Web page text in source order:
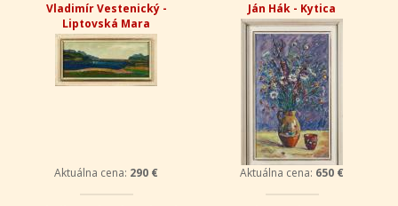
Vladimír Vestenický -
Liptovská Mara
Aktuálna cena: 290 €
Ján Hák - Kytica
Aktuálna cena: 650 €